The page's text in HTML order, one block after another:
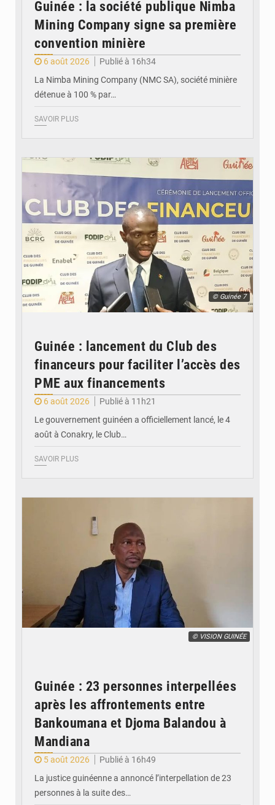
Guinée : la société publique Nimba
Mining Company signe sa première
convention minière
6 août 2026
Publié à 16h34
La Nimba Mining Company (NMC SA), société minière
détenue à 100 % par…
SAVOIR PLUS
© Guinée 7
Guinée : lancement du Club des
financeurs pour faciliter l’accès des
PME aux financements
6 août 2026
Publié à 11h21
Le gouvernement guinéen a officiellement lancé, le 4
août à Conakry, le Club…
SAVOIR PLUS
© VISION GUINÉE
Guinée : 23 personnes interpellées
après les affrontements entre
Bankoumana et Djoma Balandou à
Mandiana
5 août 2026
Publié à 16h49
La justice guinéenne a annoncé l’interpellation de 23
personnes à la suite des…